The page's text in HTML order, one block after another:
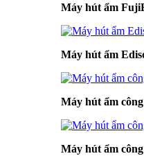
Máy hút ẩm
Máy hút ẩm
Máy hút ẩm
Máy hút ẩm